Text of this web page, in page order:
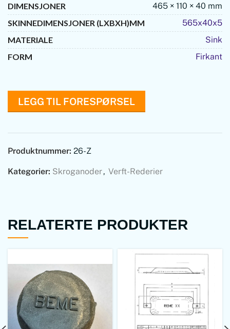
DIMENSJONER
465 × 110 × 40 mm
SKINNEDIMENSJONER (LXBXH)MM
565x40x5
MATERIALE
Sink
FORM
Firkant
LEGG TIL FORESPØRSEL
Produktnummer: 26-Z
Kategorier: Skroganoder, Verft-Rederier
RELATERTE PRODUKTER